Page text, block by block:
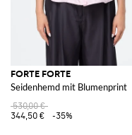
FORTE FORTE
Seidenhemd mit Blumenprint
530,00 €
344,50 €
-35%